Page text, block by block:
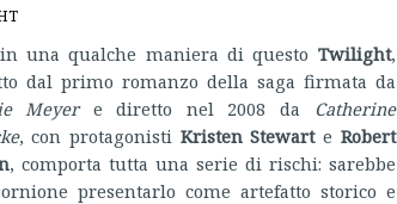
una qualche maniera di questo Twilight,
dal primo romanzo della saga firmata da
Meyere diretto nel 2008 da
Catherine
, con protagonisti Kristen Stewarte Robert
, comporta tutta una serie di rischi: sarebbe
presentarlo come artefatto storico e